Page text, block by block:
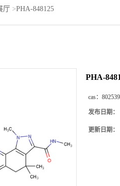
厅 >PHA-848125
PHA-
cas：
发布日期：
更新日期：